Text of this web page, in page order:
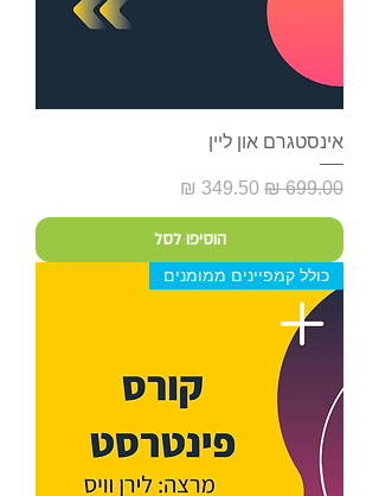
אינסטגרם און ליין
מחיר רגיל מחיר מבצע
הוסיפו לסל
כולל קמפיינים ממומנים